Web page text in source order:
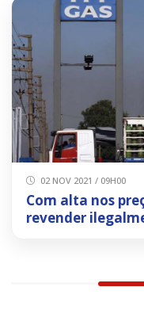
02 NOV 2021 / 09H00
Com alta nos
revender